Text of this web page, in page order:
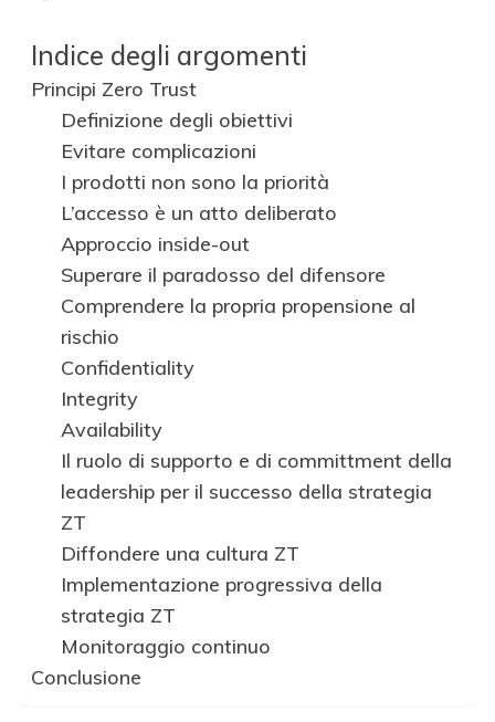
Indice degli argomenti
Principi Zero Trust
Definizione degli obiettivi
Evitare complicazioni
I prodotti non sono la priorità
L’accesso è un atto deliberato
Approccio inside-out
Superare il paradosso del difensore
Comprendere la propria propensione al
rischio
Confidentiality
Integrity
Availability
Il ruolo di supporto e di committment della
leadership per il successo della strategia
ZT
Diffondere una cultura ZT
Implementazione progressiva della
strategia ZT
Monitoraggio continuo
Conclusione